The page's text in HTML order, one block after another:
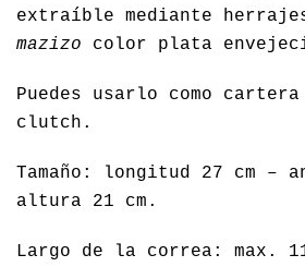
extraíble mediante
mazizo color plata
Puedes usarlo como cartera
clutch.
Tamaño: longitud 27 cm –
altura 21 cm.
Largo de la correa: max.